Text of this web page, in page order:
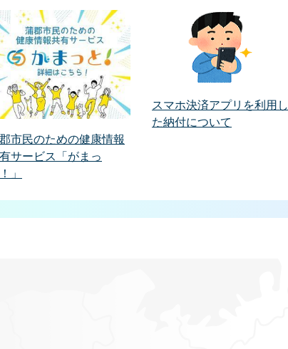
市民のための健康情報
サービス「がまっ
」
スマホ決済アプリを利用し
た納付について